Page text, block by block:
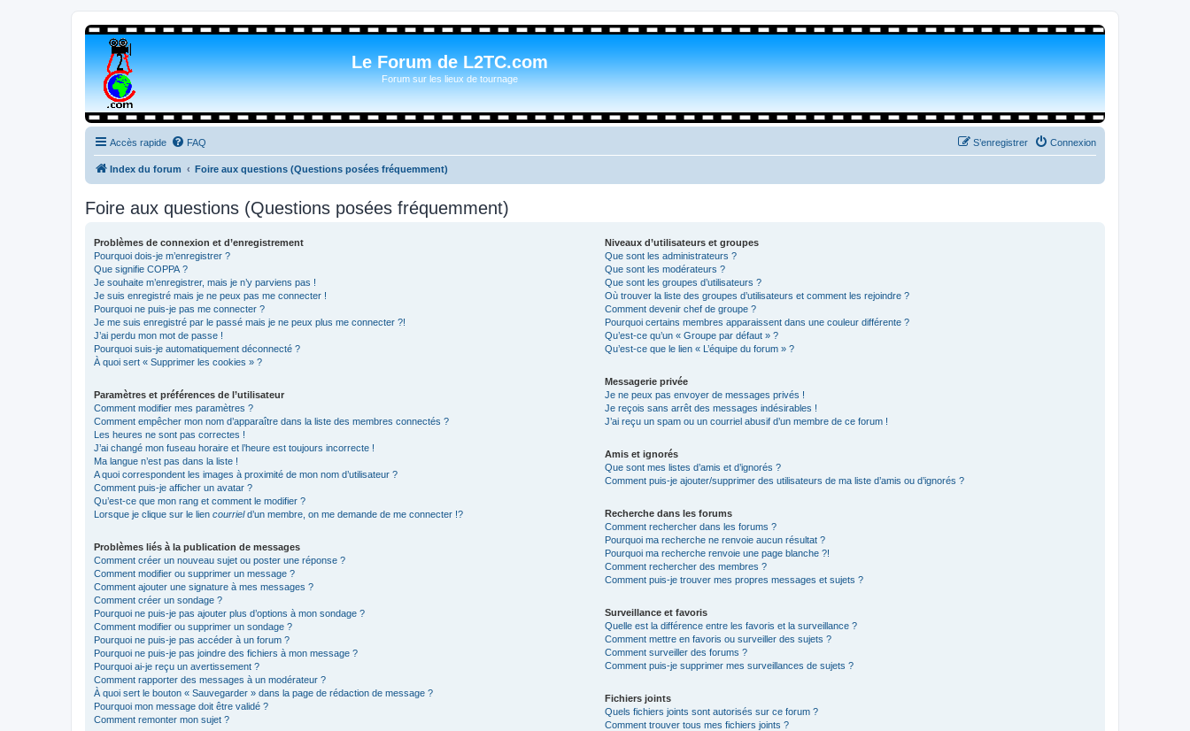
Le Forum de L2TC.com
Forum sur les lieux de tournage
Accès rapide FAQ Connexion
S’enregistrer
Index du forum Foire aux questions (Questions posées fréquemment)
Foire aux questions (Questions posées fréquemment)
Problèmes de connexion et d’enregistrement
Pourquoi dois-je m’enregistrer ?
Que signifie COPPA ?
Je souhaite m’enregistrer, mais je n’y parviens pas !
Je suis enregistré mais je ne peux pas me connecter !
Pourquoi ne puis-je pas me connecter ?
Je me suis enregistré par le passé mais je ne peux plus me connecter ?!
J’ai perdu mon mot de passe !
Pourquoi suis-je automatiquement déconnecté ?
À quoi sert « Supprimer les cookies » ?
Paramètres et préférences de l’utilisateur
Comment modifier mes paramètres ?
Comment empêcher mon nom d’apparaître dans la liste des membres connectés ?
Les heures ne sont pas correctes !
J’ai changé mon fuseau horaire et l’heure est toujours incorrecte !
Ma langue n’est pas dans la liste !
A quoi correspondent les images à proximité de mon nom d’utilisateur ?
Comment puis-je afficher un avatar ?
Qu’est-ce que mon rang et comment le modifier ?
Lorsque je clique sur le lien courrield’un membre, on me demande de me connecter !?
Problèmes liés à la publication de messages
Comment créer un nouveau sujet ou poster une réponse ?
Comment modifier ou supprimer un message ?
Comment ajouter une signature à mes messages ?
Comment créer un sondage ?
Pourquoi ne puis-je pas ajouter plus d’options à mon sondage ?
Comment modifier ou supprimer un sondage ?
Pourquoi ne puis-je pas accéder à un forum ?
Pourquoi ne puis-je pas joindre des fichiers à mon message ?
Pourquoi ai-je reçu un avertissement ?
Comment rapporter des messages à un modérateur ?
À quoi sert le bouton « Sauvegarder » dans la page de rédaction de message ?
Pourquoi mon message doit être validé ?
Comment remonter mon sujet ?
Niveaux d’utilisateurs et groupes
Que sont les administrateurs ?
Que sont les modérateurs ?
Que sont les groupes d’utilisateurs ?
Où trouver la liste des groupes d’utilisateurs et comment les rejoindre ?
Comment devenir chef de groupe ?
Pourquoi certains membres apparaissent dans une couleur différente ?
Qu’est-ce qu’un « Groupe par défaut » ?
Qu’est-ce que le lien « L’équipe du forum » ?
Messagerie privée
Je ne peux pas envoyer de messages privés !
Je reçois sans arrêt des messages indésirables !
J’ai reçu un spam ou un courriel abusif d’un membre de ce forum !
Amis et ignorés
Que sont mes listes d’amis et d’ignorés ?
Comment puis-je ajouter/supprimer des utilisateurs de ma liste d’amis ou d’ignorés ?
Recherche dans les forums
Comment rechercher dans les forums ?
Pourquoi ma recherche ne renvoie aucun résultat ?
Pourquoi ma recherche renvoie une page blanche ?!
Comment rechercher des membres ?
Comment puis-je trouver mes propres messages et sujets ?
Surveillance et favoris
Quelle est la différence entre les favoris et la surveillance ?
Comment mettre en favoris ou surveiller des sujets ?
Comment surveiller des forums ?
Comment puis-je supprimer mes surveillances de sujets ?
Fichiers joints
Quels fichiers joints sont autorisés sur ce forum ?
Comment trouver tous mes fichiers joints ?